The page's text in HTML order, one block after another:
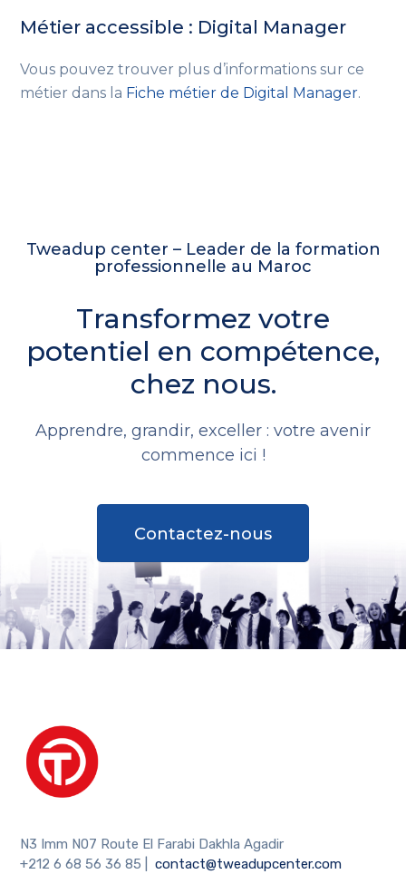
Métier accessible : Digital Manager
Vous pouvez trouver plus d’informations sur ce
métier dans la Fiche métier de Digital Manager.
Tweadup center – Leader de la formation
professionnelle au Maroc
Transformez votre
potentiel en compétence,
chez nous.
Apprendre, grandir, exceller : votre avenir
commence ici !
Contactez-nous
N3 Imm N07 Route El Farabi Dakhla Agadir
+212 6 68 56 36 85
|contact@tweadupcenter.com